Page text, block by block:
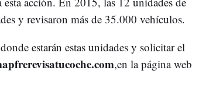
y revisaron más de 35.000 vehículos.
estarán estas unidades y solicitar el
,en la página web